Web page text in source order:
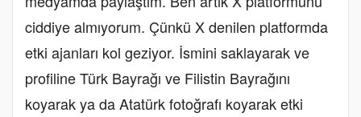
ciddiye almıyorum. Çünkü X denilen platformda
etki ajanları kol geziyor. İsmini saklayarak ve
profiline Türk Bayrağı ve Filistin Bayrağını
koyarak ya da Atatürk fotoğrafı koyarak etki